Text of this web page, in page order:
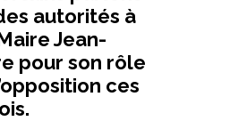
autorités à
Jean-
pour son rôle
ces